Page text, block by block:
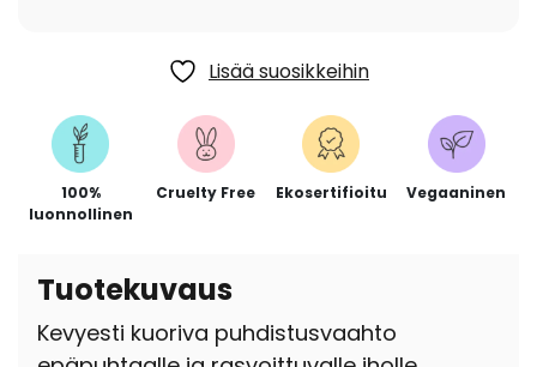
Lisää suosikkeihin
100%
luonnollinen
Cruelty Free Ekosertifioitu Vegaaninen
Tuotekuvaus
Kevyesti kuoriva puhdistusvaahto